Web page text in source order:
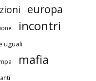
europa
incontri
uguali
mafia